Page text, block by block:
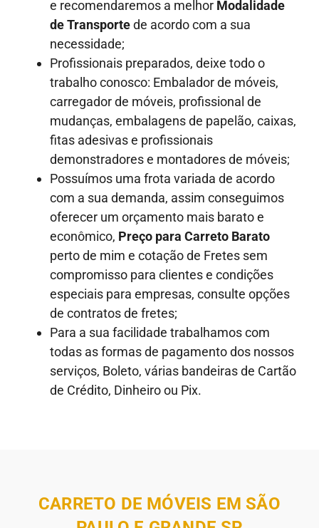
e recomendaremos a melhor Modalidade
de Transportede acordo com a sua
necessidade;
Profissionais preparados, deixe todo o
trabalho conosco: Embalador de móveis,
carregador de móveis, profissional de
mudanças, embalagens de papelão, caixas,
fitas adesivas e profissionais
demonstradores e montadores de móveis;
Possuímos uma frota variada de acordo
com a sua demanda, assim conseguimos
oferecer um orçamento mais barato e
econômico, Preço para Carreto Barato
perto de mim e cotação de Fretes sem
compromisso para clientes e condições
especiais para empresas, consulte opções
de contratos de fretes;
Para a sua facilidade trabalhamos com
todas as formas de pagamento dos nossos
serviços, Boleto, várias bandeiras de Cartão
de Crédito, Dinheiro ou Pix.
CARRETO DE MÓVEIS EM SÃO